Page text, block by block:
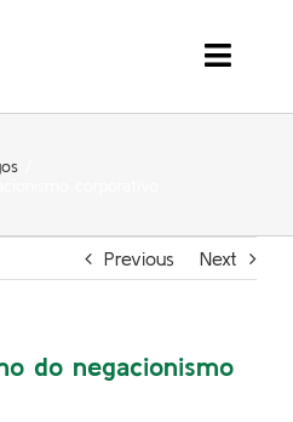
Toggle
Previous Next
do negacionismo